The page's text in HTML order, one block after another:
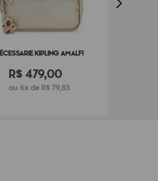
KIPLING AMALFI
R$479,00
ou 6x de R$ 79,83